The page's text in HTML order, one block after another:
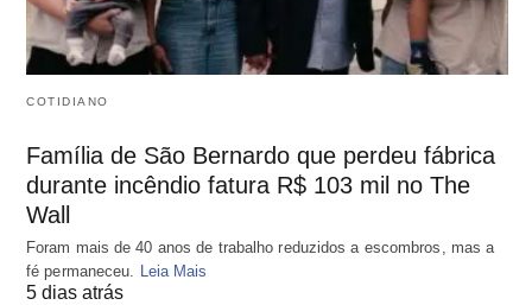
COTIDIANO
Família de São Bernardo que perdeu fábrica
durante incêndio fatura R$ 103 mil no The
Wall
Foram mais de 40 anos de trabalho reduzidos a escombros, mas a
fé permaneceu. Leia Mais
5 dias atrás